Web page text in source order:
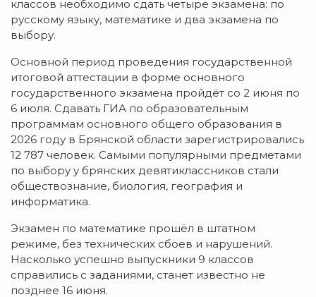
классов необходимо сдать четыре экзамена: по
русскому языку, математике и два экзамена по
выбору.
Основной период проведения государственной
итоговой аттестации в форме основного
государственного экзамена пройдёт со 2 июня по
6 июля. Сдавать ГИА по образовательным
программам основного общего образования в
2026 году в Брянской области зарегистрировались
12 787 человек. Самыми популярными предметами
по выбору у брянских девятиклассников стали
обществознание, биология, география и
информатика.
Экзамен по математике прошёл в штатном
режиме, без технических сбоев и нарушений.
Насколько успешно выпускники 9 классов
справились с заданиями, станет известно не
позднее 16 июня.